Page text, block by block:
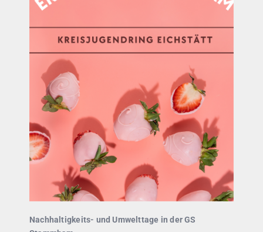
Nachhaltigkeits- und Umwelttage in der GS